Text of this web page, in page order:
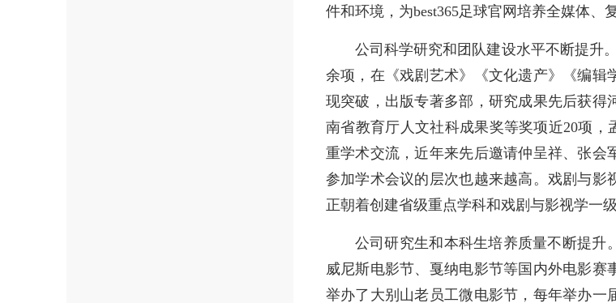
件和环境，为best365足球官网培养全媒体、
公司科学研究和团队建设水平不断提升
余项，在《戏剧艺术》《文化遗产》《编
现突破，出版专著多部，研究成果先后获
南省教育厅人文社科成果奖等奖项近20项，
重学术交流，近年来先后邀请仲呈祥、张会
参加学术会议的层次也越来越高。戏剧与
正朝着创建省级重点学科和戏剧与影视学一
公司研究生和本科生培养质量不断提升
威尼斯电影节、戛纳电影节等国内外电影赛
举办了大别山老员工微电影节，每年举办